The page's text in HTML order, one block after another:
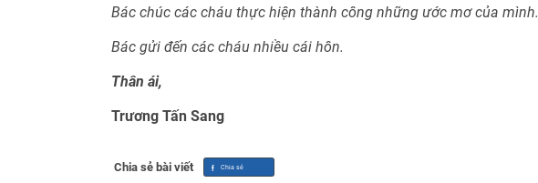
Bác chúc các cháu thực hiện thành công những ước mơ của mình.
Bác gửi đến các cháu nhiều cái hôn.
Thân ái,
Trương Tấn Sang
Chia sẻ bài viết